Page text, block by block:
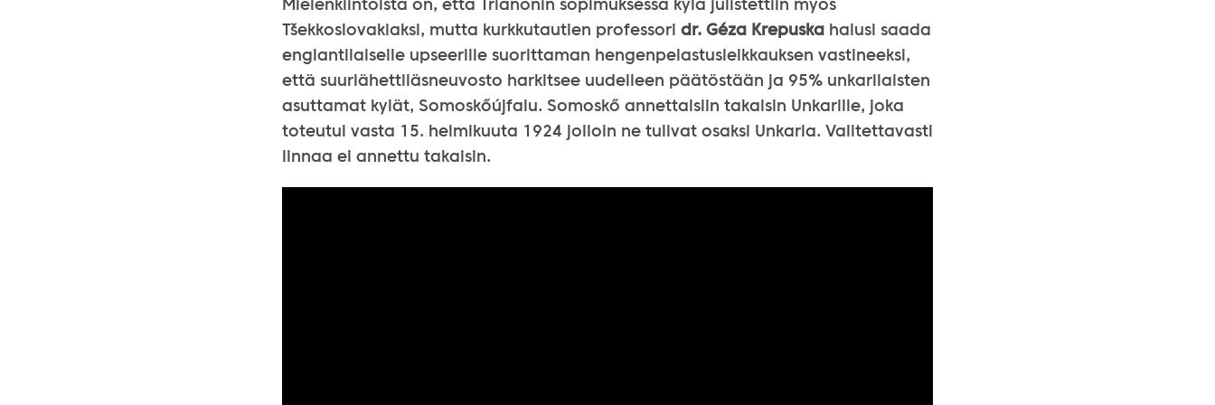
Mielenkiintoista on, että Trianonin sopimuksessa kylä julistettiin myös
Tšekkoslovakiaksi, mutta kurkkutautien professori dr. Géza Krepuska halusi saada
englantilaiselle upseerille suorittaman hengenpelastusleikkauksen vastineeksi,
että suurlähettiläsneuvosto harkitsee uudelleen päätöstään ja 95% unkarilaisten
asuttamat kylät, Somoskőújfalu. Somoskő annettaisiin takaisin Unkarille, joka
toteutui vasta 15. helmikuuta 1924 jolloin ne tulivat osaksi Unkaria. Valitettavasti
linnaa ei annettu takaisin.